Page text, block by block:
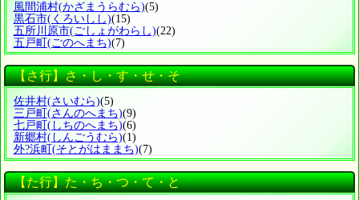
風間浦村(かざまうらむら)(5)
黒石市(くろいしし)(15)
五所川原市(ごしょがわらし)(22)
五戸町 (ごのへまち)(7)
【さ行】さ・し・す・せ・そ
佐井村(さいむら)(5)
三戸町 (さんのへまち)(9)
七戸町 (しちのへまち)(6)
新郷村(しんごうむら)(1)
外?浜町 (そとがはままち)(7)
【た行】た・ち・つ・て・と